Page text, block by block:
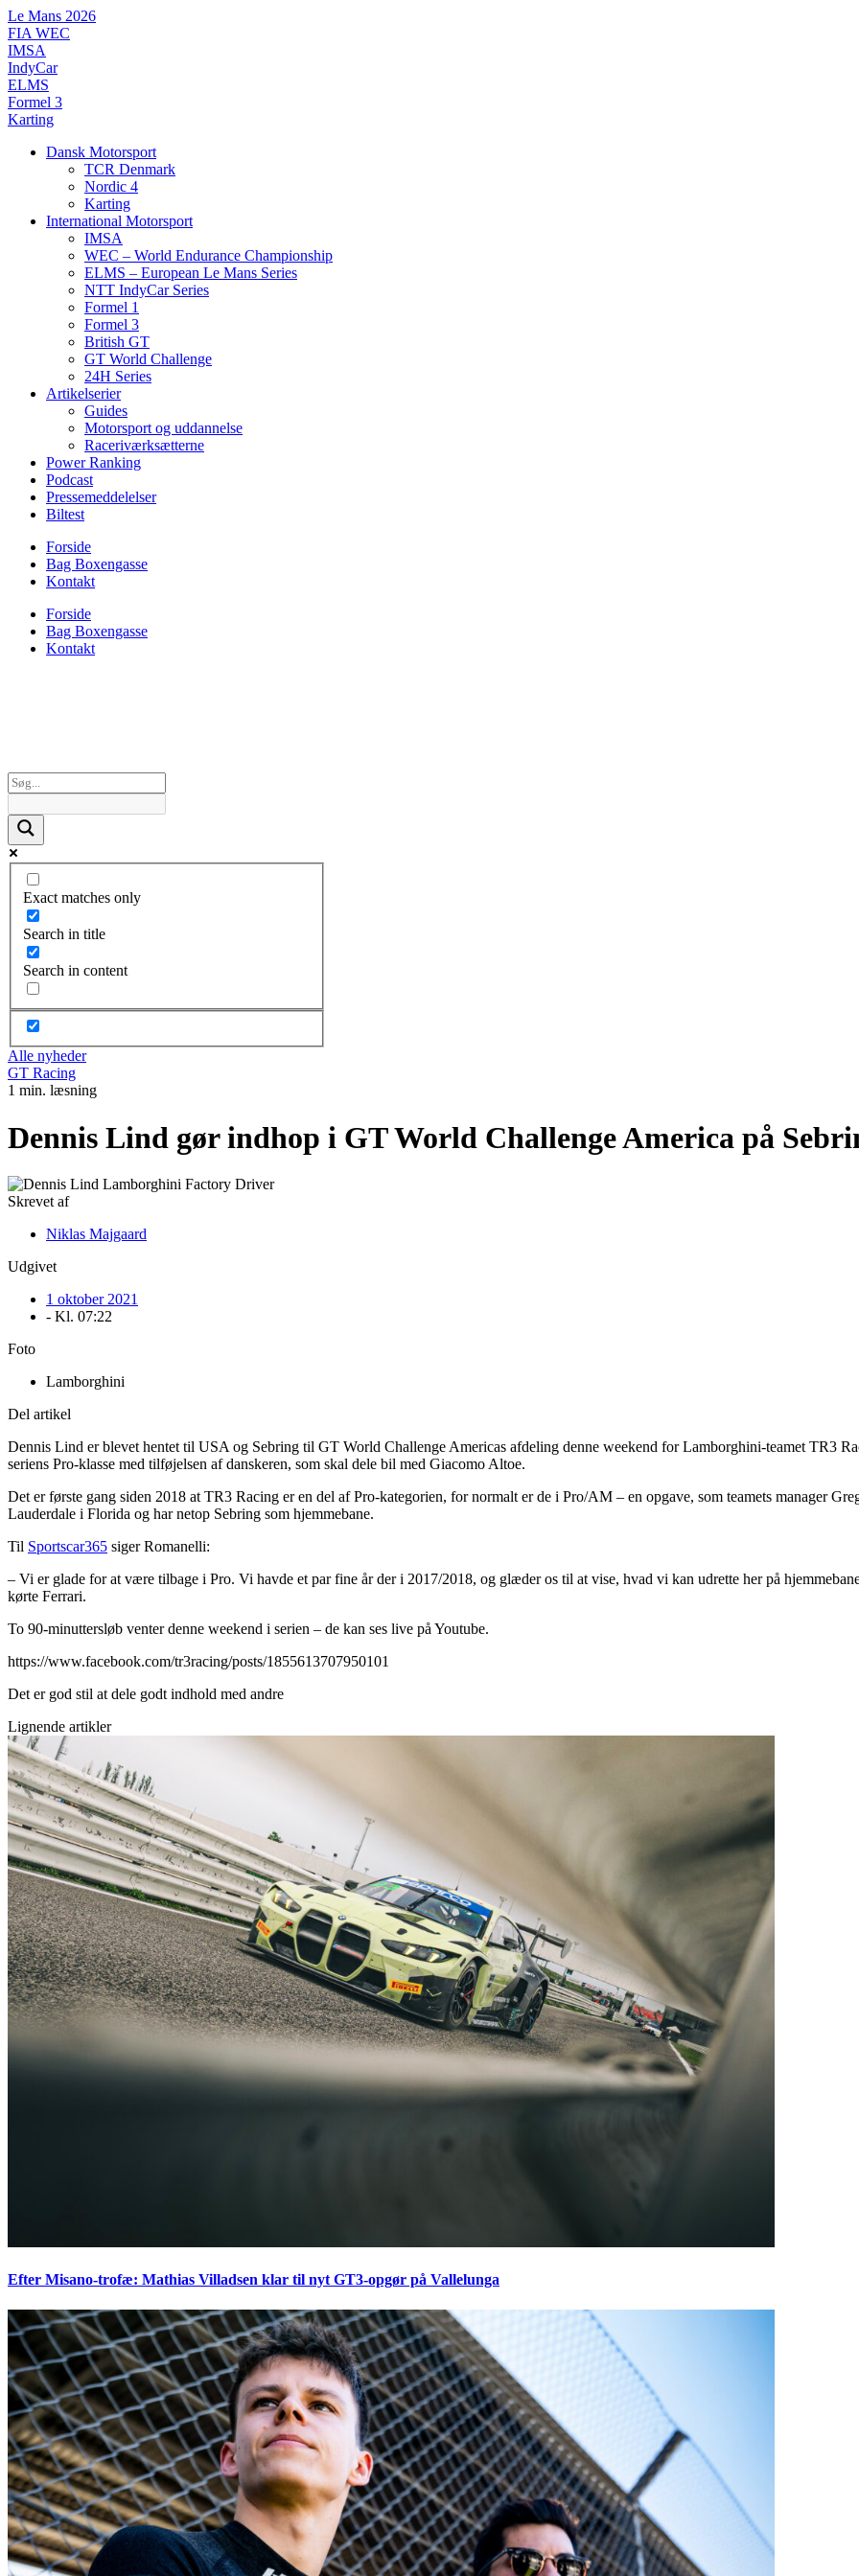
Videre
til
indhold
Le Mans 2026
FIA WEC
IMSA
IndyCar
ELMS
Formel 3
Karting
Dansk Motorsport
TCR Denmark
Nordic 4
Karting
International Motorsport
IMSA
WEC – World Endurance Championship
ELMS – European Le Mans Series
NTT IndyCar Series
Formel 1
Formel 3
British GT
GT World Challenge
24H Series
Artikelserier
Guides
Motorsport og uddannelse
Raceriværksætterne
Power Ranking
Podcast
Pressemeddelelser
Biltest
Forside
Bag Boxengasse
Kontakt
Forside
Bag Boxengasse
Kontakt
Exact matches only
Search in title
Search in content
Alle nyheder
GT Racing
1 min. læsning
Dennis Lind gør indhop i GT World Challenge America på
Skrevet af
Niklas Majgaard
Udgivet
1 oktober 2021
- Kl. 07:22
Foto
Lamborghini
Del artikel
Dennis Lind er blevet hentet til USA og Sebring til GT World Challenge Americas afdeling denne weekend for Lamborghini-teamet TR3
seriens Pro-klasse med tilføjelsen af danskeren, som skal dele bil med Giacomo Altoe.
Det er første gang siden 2018 at TR3 Racing er en del af Pro-kategorien, for normalt er de i Pro/AM – en opgave, som teamets manager
Lauderdale i Florida og har netop Sebring som hjemmebane.
Til Sportscar365 siger Romanelli:
– Vi er glade for at være tilbage i Pro. Vi havde et par fine år der i 2017/2018, og glæder os til at vise, hvad vi kan udrette her på
kørte Ferrari.
To 90-minuttersløb venter denne weekend i serien – de kan ses live på Youtube.
https://www.facebook.com/tr3racing/posts/1855613707950101
Det er god stil at dele godt indhold med andre
Lignende artikler
Efter Misano-trofæ: Mathias Villadsen klar til nyt GT3-opgør på Vallelunga